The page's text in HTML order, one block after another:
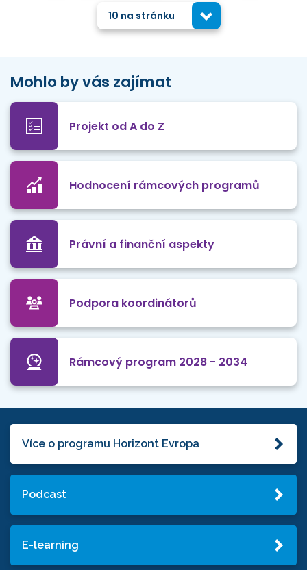
10 na stránku
Mohlo by vás zajímat
Projekt od A do Z
Hodnocení rámcových programů
Právní a finanční aspekty
Podpora koordinátorů
Rámcový program 2028 - 2034
Více o programu Horizont Evropa
Podcast
E-learning